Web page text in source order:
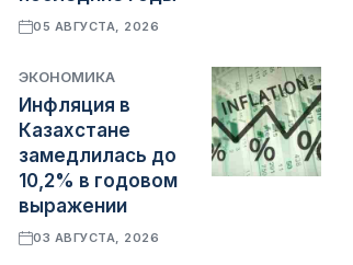
05 АВГУСТА, 2026
ЭКОНОМИКА
Инфляция в
Казахстане
замедлилась до
10,2% в годовом
выражении
03 АВГУСТА, 2026